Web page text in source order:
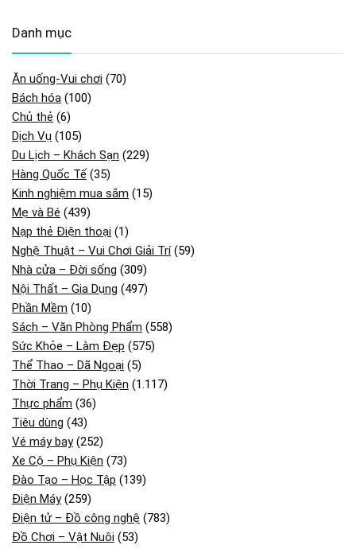
Danh mục
Ăn uống-Vui chơi (70)
Bách hóa (100)
Chủ thẻ (6)
Dịch Vụ (105)
Du Lịch – Khách Sạn (229)
Hàng Quốc Tế (35)
Kinh nghiệm mua sắm (15)
Mẹ và Bé (439)
Nạp thẻ Điện thoại (1)
Nghệ Thuật – Vui Chơi Giải Trí(59)
Nhà cửa – Đời sống (309)
Nội Thất – Gia Dụng (497)
Phần Mềm (10)
Sách – Văn Phòng Phẩm (558)
Sức Khỏe – Làm Đẹp (575)
Thể Thao – Dã Ngoại (5)
Thời Trang – Phụ Kiện (1.117)
Thực phẩm (36)
Tiêu dùng (43)
Vé máy bay(252)
Xe Cộ – Phụ Kiện (73)
Đào Tạo – Học Tập (139)
Điện Máy(259)
Điện tử – Đồ công nghệ (783)
Đồ Chơi – Vật Nuôi (53)